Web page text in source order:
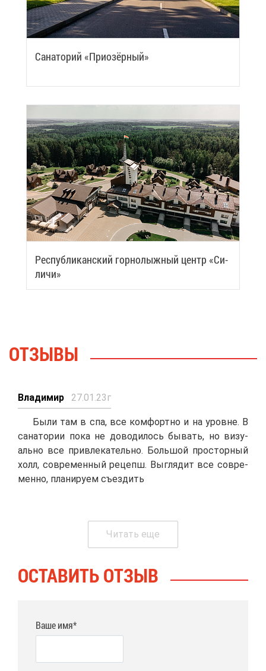
Са­на­то­рий «При­озёр­ный»
Рес­пуб­ли­кан­ский гор­но­лыж­ный центр «Си­
ли­чи»
ОТ­ЗЫ­ВЫ
Вла­ди­мир 27.01.23г
Бы­ли там в спа, все ком­форт­но и на уровне. В
са­на­то­рии по­ка не до­во­ди­лось бы­вать, но ви­зу­
аль­но все при­вле­ка­тель­но. Боль­шой про­стор­ный
холл, со­вре­мен­ный ре­цепш. Вы­гля­дит все со­вре­
мен­но, пла­ни­ру­ем съез­дить
Чи­тать еще
ОСТА­ВИТЬ ОТ­ЗЫВ
Ваше имя*